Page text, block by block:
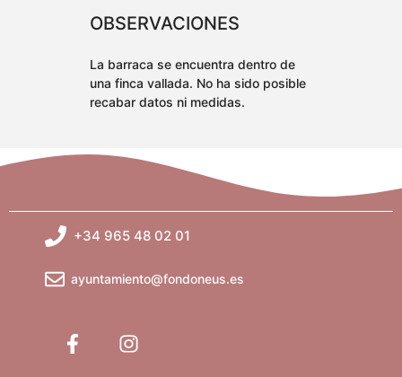
OBSERVACIONES
La barraca se encuentra dentro de
una finca vallada. No ha sido posible
recabar datos ni medidas.
+34 965 48 02 01
ayuntamiento@fondoneus.es